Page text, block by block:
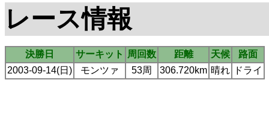
レース情報
決勝日 サーキット 周回数 距離 天候
路面
2003-09-14(日)
モンツァ 53周 306.720km 晴れ ドライ